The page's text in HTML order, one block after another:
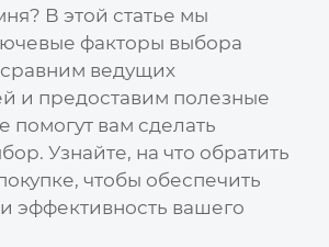
? В этой статье мы
факторы выбора
ведущих
и предоставим полезные
помогут вам сделать
Узнайте, на что обратить
чтобы обеспечить
эффективность вашего